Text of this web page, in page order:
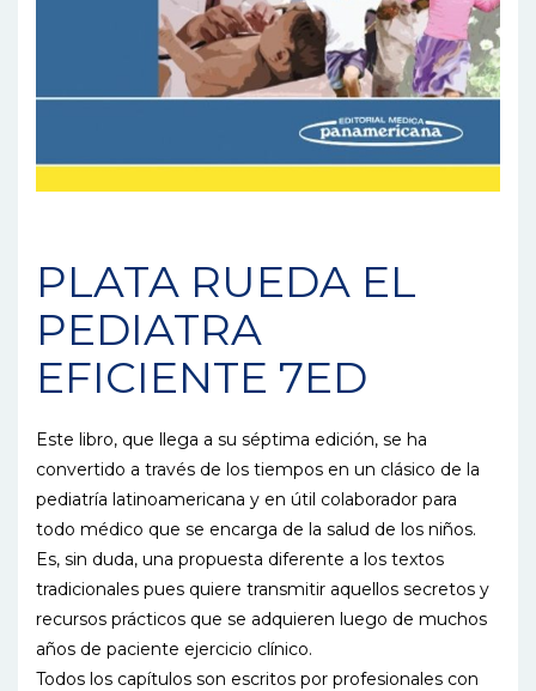
PLATA RUEDA EL
PEDIATRA
EFICIENTE 7ED
Este libro, que llega a su séptima edición, se ha
convertido a través de los tiempos en un clásico de la
pediatría latinoamericana y en útil colaborador para
todo médico que se encarga de la salud de los niños.
Es, sin duda, una propuesta diferente a los textos
tradicionales pues quiere transmitir aquellos secretos y
recursos prácticos que se adquieren luego de muchos
años de paciente ejercicio clínico.
Todos los capítulos son escritos por profesionales con